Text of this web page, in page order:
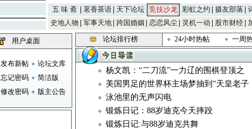
五 味 斋 茗香茶语 天下论坛 竞技沙龙 彩虹之约 摄友部落
史地人物
军事天地 跨国婚姻 恋恋风尘 灵机一动 股市财经
用户桌面
发布新帖
论坛文库
忘记密码
简洁版
修改密码
版主公告
论坛排行榜 24小时热帖 一周
杨文凯：“二刀流”一力辽的围棋登顶之
美国男足的世界杯主场梦抽到“天皇老子
泳池里的无声闪电
锻炼日记：88岁迪克今天摔跤
锻炼日记:与88岁迪克共舞